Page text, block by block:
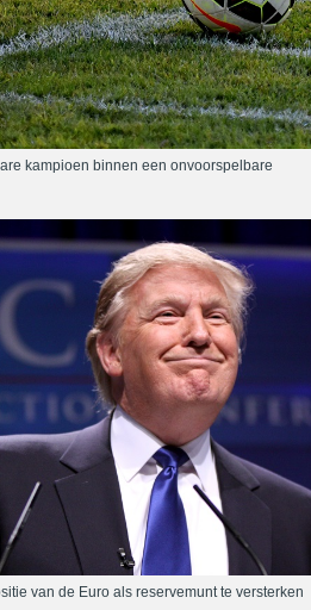
kampioen binnen een onvoorspelbare
van de Euro als reservemunt te versterken